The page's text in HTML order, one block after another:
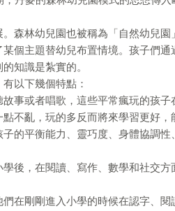
森林幼兒園也被稱為「自然幼兒園
個主題替幼兒布置情境。孩子們通
知識是紮實的。
以下幾個特點：
事或者唱歌，這些平常瘋玩的孩
不亂，玩的多反而將來學習更好，
的平衡能力、靈巧度、身體協調
後，在閱讀、寫作、數學和社交
在剛剛進入小學的時候在認字、